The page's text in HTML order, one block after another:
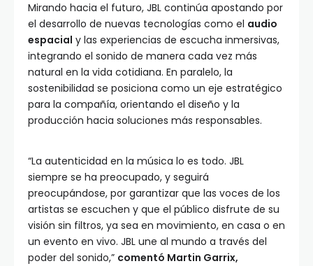
Mirando hacia el futuro, JBL continúa apostando por
el desarrollo de nuevas tecnologías como el audio
espacial y las experiencias de escucha inmersivas,
integrando el sonido de manera cada vez más
natural en la vida cotidiana. En paralelo, la
sostenibilidad se posiciona como un eje estratégico
para la compañía, orientando el diseño y la
producción hacia soluciones más responsables.
“La autenticidad en la música lo es todo. JBL
siempre se ha preocupado, y seguirá
preocupándose, por garantizar que las voces de los
artistas se escuchen y que el público disfrute de su
visión sin filtros, ya sea en movimiento, en casa o en
un evento en vivo. JBL une al mundo a través del
poder del sonido,” comentó Martin Garrix,